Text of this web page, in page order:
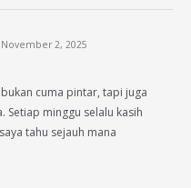
November 2, 2025
cuma pintar, tapi juga
Setiap minggu selalu kasih
tahu sejauh mana